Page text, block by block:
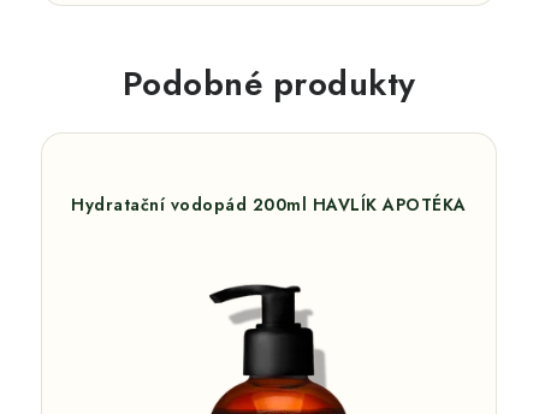
Podobné produkty
Hydratační vodopád 200ml HAVLÍK APOTÉKA